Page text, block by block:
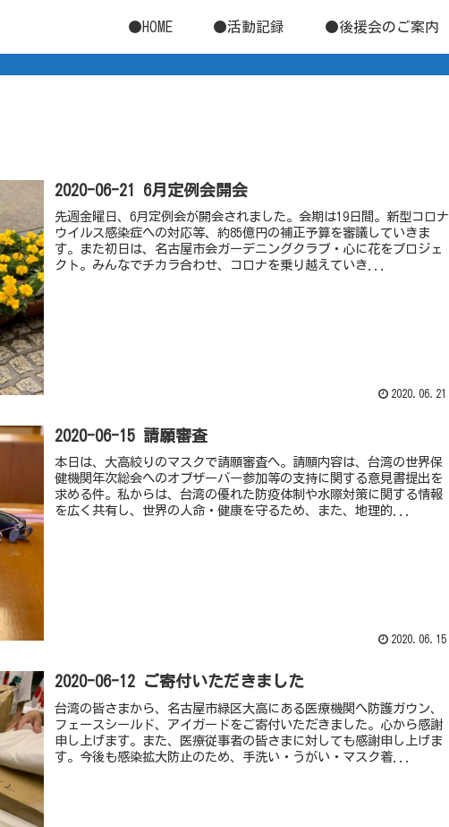
●HOME ●活動記録 ●後援会のご案内
2020-06-21 6月定例会開会
先週金曜日、6月定例会が開会されました。会期は19日間。新型コロナ
ウイルス感染症への対応等、約85億円の補正予算を審議していきま
す。また初日は、名古屋市会ガーデニングクラブ・心に花をプロジェ
クト。みんなでチカラ合わせ、コロナを乗り越えていき...
2020.06.21
2020-06-15 請願審査
本日は、大高絞りのマスクで請願審査へ。請願内容は、台湾の世界保
健機関年次総会へのオブザーバー参加等の支持に関する意見書提出を
求める件。私からは、台湾の優れた防疫体制や水際対策に関する情報
を広く共有し、世界の人命・健康を守るため、また、地理的...
2020.06.15
2020-06-12 ご寄付いただきました
台湾の皆さまから、名古屋市緑区大高にある医療機関へ防護ガウン、
フェースシールド、アイガードをご寄付いただきました。心から感謝
申し上げます。また、医療従事者の皆さまに対しても感謝申し上げま
す。今後も感染拡大防止のため、手洗い・うがい・マスク着...